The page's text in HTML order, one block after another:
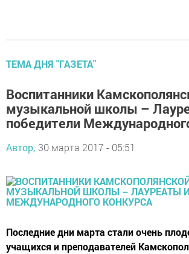
ТЕМА ДНЯ "ГАЗЕТА"
Воспитанники
музыкальной школы –
победители
Автор, 30 марта 2017 - 05:51
Последние дни марта стали очень
учащихся и преподавателей